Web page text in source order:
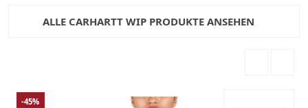
ALLE CARHARTT WIP PRODUKTE ANSEHEN
-45%